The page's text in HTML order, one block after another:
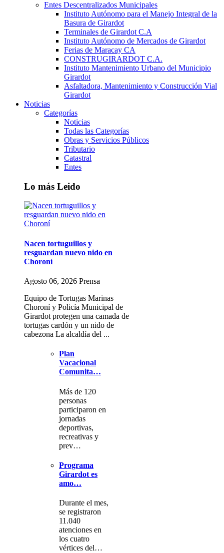
Entes Descentralizados Municipales
Instituto Autónomo para el Manejo Integral de la
Basura de Girardot
Terminales de Girardot C.A
Instituto Autónomo de Mercados de Girardot
Ferias de Maracay CA
CONSTRUGIRARDOT C.A.
Instituto Mantenimiento Urbano del Municipio
Girardot
Asfaltadora, Mantenimiento y Construcción Vial
Girardot
Noticias
Categorías
Noticias
Todas las Categorías
Obras y Servicios Públicos
Tributario
Catastral
Entes
Lo más Leido
Nacen tortuguillos y
resguardan nuevo nido en
Choroní
Agosto 06, 2026 Prensa
Equipo de Tortugas Marinas
Choroní y Policía Municipal de
Girardot protegen una camada de
tortugas cardón y un nido de
cabezona La alcaldía del ...
Plan
Vacacional
Comunita…
Más de 120
personas
participaron en
jornadas
deportivas,
recreativas y
prev…
Programa
Girardot es
amo…
Durante el mes,
se registraron
11.040
atenciones en
los cuatro
vértices del…